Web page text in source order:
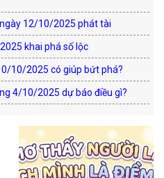
12/10/2025 phát tài
khai phá số lộc
10/2025 có giúp bứt phá?
4/10/2025 dự báo điều gì?